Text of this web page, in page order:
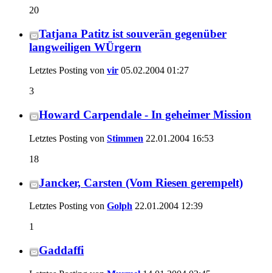
20
Tatjana Patitz ist souverän gegenüber
langweiligen WÜrgern
Letztes Posting von vir 05.02.2004 01:27
3
Howard Carpendale - In geheimer Mission
Letztes Posting von Stimmen 22.01.2004 16:53
18
Jancker, Carsten (Vom Riesen gerempelt)
Letztes Posting von Golph 22.01.2004 12:39
1
Gaddaffi